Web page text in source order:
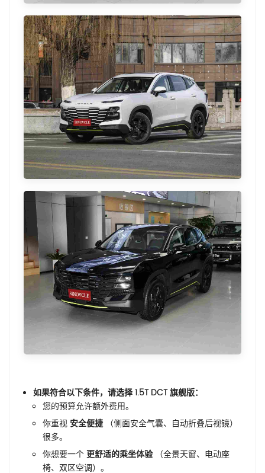
如果符合以下条件，请选择 1.5T DCT 旗舰版：
您的预算允许额外费用。
你重视 安全便捷（侧面安全气囊、自动折叠后视镜）
很多。
你想要一个更舒适的乘坐体验（全景天窗、电动座
椅、双区空调）。